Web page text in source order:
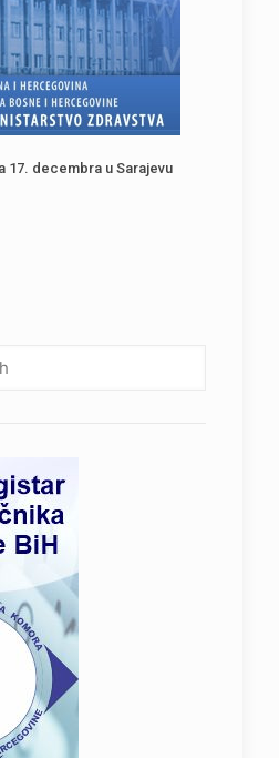
17. decembra u Sarajevu